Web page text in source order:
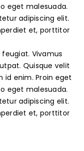
eget malesuada.
adipiscing elit.
et, porttitor
Vivamus
Quisque velit
id enim. Proin eget
eget malesuada.
adipiscing elit.
et, porttitor